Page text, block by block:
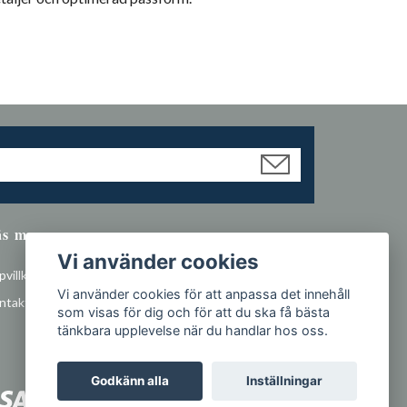
mer
Vi använder cookies
Vi använder cookies för att anpassa det innehåll
som visas för dig och för att du ska få bästa
tänkbara upplevelse när du handlar hos oss.
Godkänn alla Inställningar